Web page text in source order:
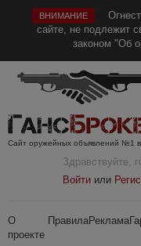
ВНИМАНИЕ
сайте, не подлежит
законом "Об
Сайт оружейных объявлений №1
Здравствуйте,
Войти или
О
проекте
ПравилаРеклама